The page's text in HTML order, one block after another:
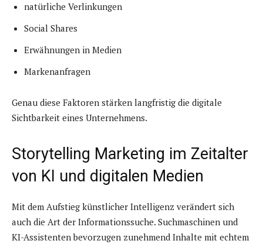
natürliche Verlinkungen
Social Shares
Erwähnungen in Medien
Markenanfragen
Genau diese Faktoren stärken langfristig die digitale
Sichtbarkeit eines Unternehmens.
Storytelling Marketing im Zeitalter
von KI und digitalen Medien
Mit dem Aufstieg künstlicher Intelligenz verändert sich
auch die Art der Informationssuche. Suchmaschinen und
KI-Assistenten bevorzugen zunehmend Inhalte mit echtem